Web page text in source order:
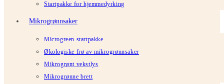
Startpakke for hjemmedyrking
Mikrogrønnsaker
Microgreen startpakke
Økologiske frø av mikrogrønnsaker
Mikrogrønt vekstlys
Mikrogrønne brett